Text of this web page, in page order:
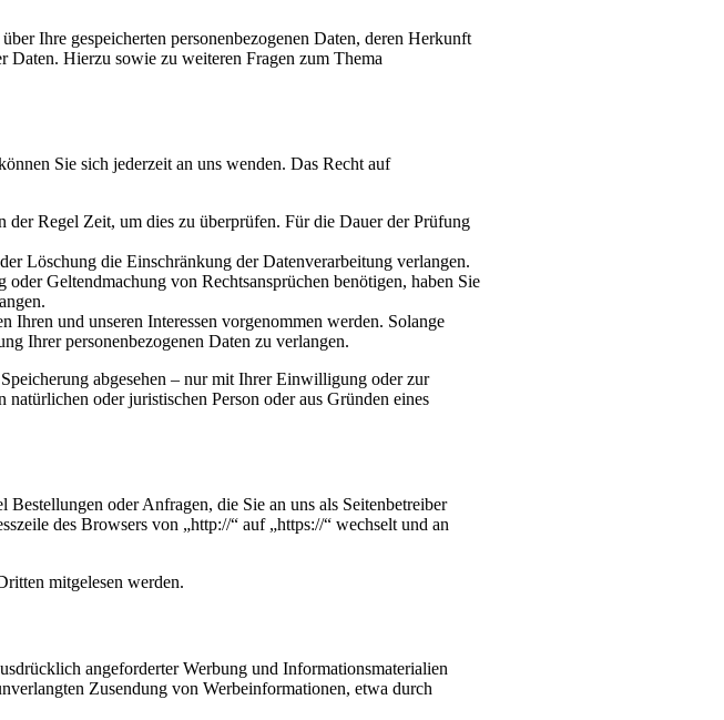
Ihre gespeicherten personenbezogenen Daten, deren Herkunft
Hierzu sowie zu weiteren Fragen zum Thema
Sie sich jederzeit an uns wenden. Das Recht auf
der Regel Zeit, um dies zu überprüfen. Für die Dauer der Prüfung
Löschung die Einschränkung der Datenverarbeitung verlangen.
Geltendmachung von Rechtsansprüchen benötigen, haben Sie
und unseren Interessen vorgenommen werden. Solange
Ihrer personenbezogenen Daten zu verlangen.
abgesehen – nur mit Ihrer Einwilligung oder zur
oder juristischen Person oder aus Gründen eines
oder Anfragen, die Sie an uns als Seitenbetreiber
des Browsers von „http://“ auf „https://“ wechselt und an
mitgelesen werden.
angeforderter Werbung und Informationsmaterialien
Zusendung von Werbeinformationen, etwa durch